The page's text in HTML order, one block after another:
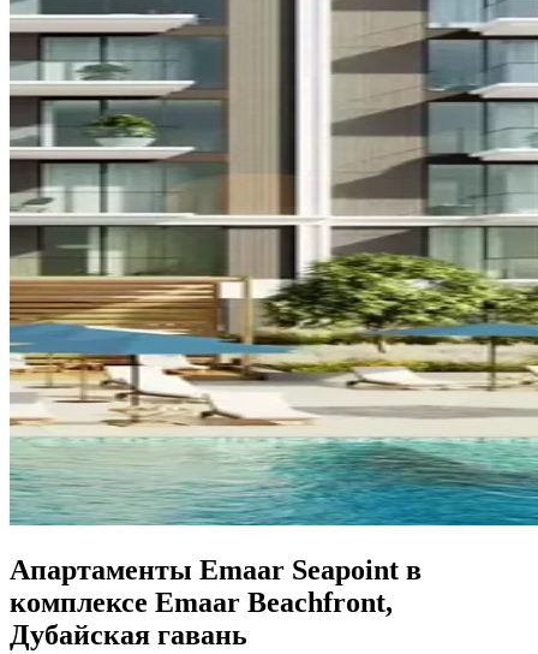
Апартаменты Emaar Seapoint в
комплексе Emaar Beachfront,
Дубайская гавань